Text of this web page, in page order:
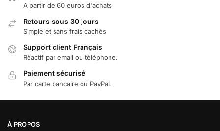
A partir de 60 euros d'achats
Retours sous 30 jours
Simple et sans frais cachés
Support client Français
Réactif par email ou téléphone.
Paiement sécurisé
Par carte bancaire ou PayPal.
À PROPOS